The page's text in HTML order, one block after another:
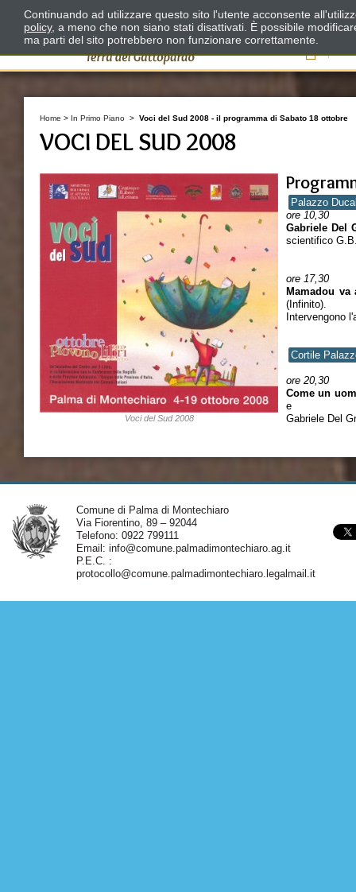
Il
Home > In Primo Piano > Voci del Sud 2008 - il programma di Sabato 18 ottobre
VOCI DEL SUD 2008
Voci del Sud 2008
Palazzo
ore 10,30
Gabriele Del
scientifico
ore 17,30
Mamadou
(Infinito).
Intervengono
Cortile
ore 20,30
Come un
e
Gabriele Del
Comune di Palma di Montechiaro
Via Fiorentino, 89 – 92044
Telefono: 0922 799111
Email: info@comune.palmadimontechiaro.ag.it
P.E.C. :
protocollo@comune.palmadimontechiaro.legalmail.it
Continuando ad utilizzare questo sito l'utente acconsente
policy, a meno che non siano stati disattivati. È possibile
ma parti del sito potrebbero non funzionare correttamente.